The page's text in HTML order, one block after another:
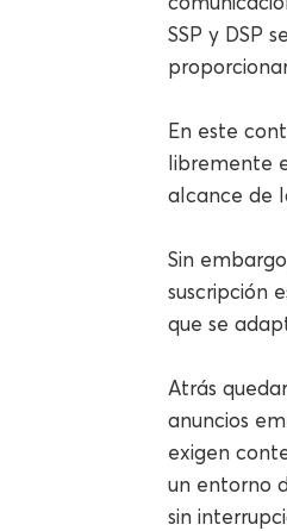
SSP y DSP
En este
libremente
alcance de
Sin
suscripción
que se
Atrás
anuncios
exigen
un entorno
sin